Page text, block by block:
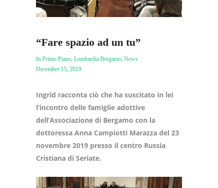
“Fare spazio ad un tu”
In Primo Piano Lombardia Bergamo News
December 15, 2019
Ingrid racconta ciò che ha suscitato in lei
l’incontro delle famiglie adottive
dell’Associazione di Bergamo con la
dottoressa Anna Campiotti Marazza del 23
novembre 2019 presso il centro Russia
Cristiana di Seriate.